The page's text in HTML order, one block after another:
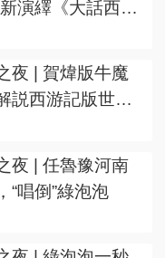
演繹《大話西
夜 | 賀煒版牛魔
説西游記版世界
夜 | 任魯豫河南
“唱倒”綠泡泡